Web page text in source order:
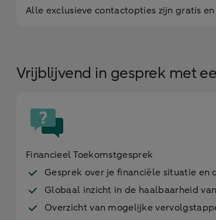
Alle exclusieve contactopties zijn gratis
Vrijblijvend in gesprek met
Financieel Toekomstgesprek
Gesprek over je financiële situatie en
Globaal inzicht in de haalbaarheid
Overzicht van mogelijke